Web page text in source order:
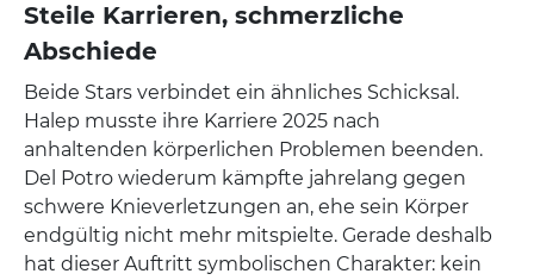
Steile Karrieren, schmerzliche
Abschiede
Beide Stars verbindet ein ähnliches Schicksal.
Halep musste ihre Karriere 2025 nach
anhaltenden körperlichen Problemen beenden.
Del Potro wiederum kämpfte jahrelang gegen
schwere Knieverletzungen an, ehe sein Körper
endgültig nicht mehr mitspielte. Gerade deshalb
hat dieser Auftritt symbolischen Charakter: kein